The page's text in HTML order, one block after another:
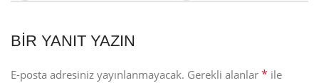
BIR YANIT YAZIN
E-posta adresiniz yayınlanmayacak. Gerekli alanlar * ile